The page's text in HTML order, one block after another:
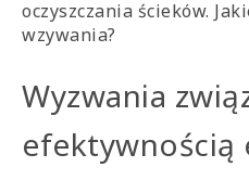
oczyszczania ścieków.
wzywania?
Wyzwania
efektywnością